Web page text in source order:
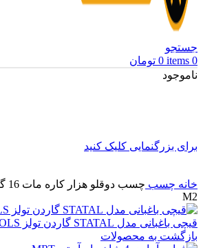
جستجو
0
items
0 تومان
ناموجود
برای بزرگنمایی کلیک کنید
خانه چسب
M2
قیچی باغبانی مدل STATAL گاردن تولز GARDEN TOOLS
بازگشت به محصولات